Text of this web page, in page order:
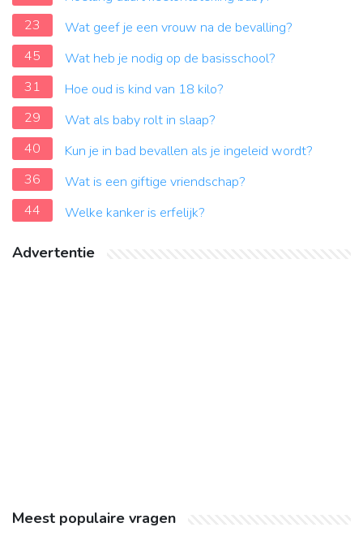
23
Wat geef je een vrouw na de bevalling?
45
Wat heb je nodig op de basisschool?
31
Hoe oud is kind van 18 kilo?
29
Wat als baby rolt in slaap?
40
Kun je in bad bevallen als je ingeleid wordt?
36
Wat is een giftige vriendschap?
44
Welke kanker is erfelijk?
Advertentie
Meest populaire vragen